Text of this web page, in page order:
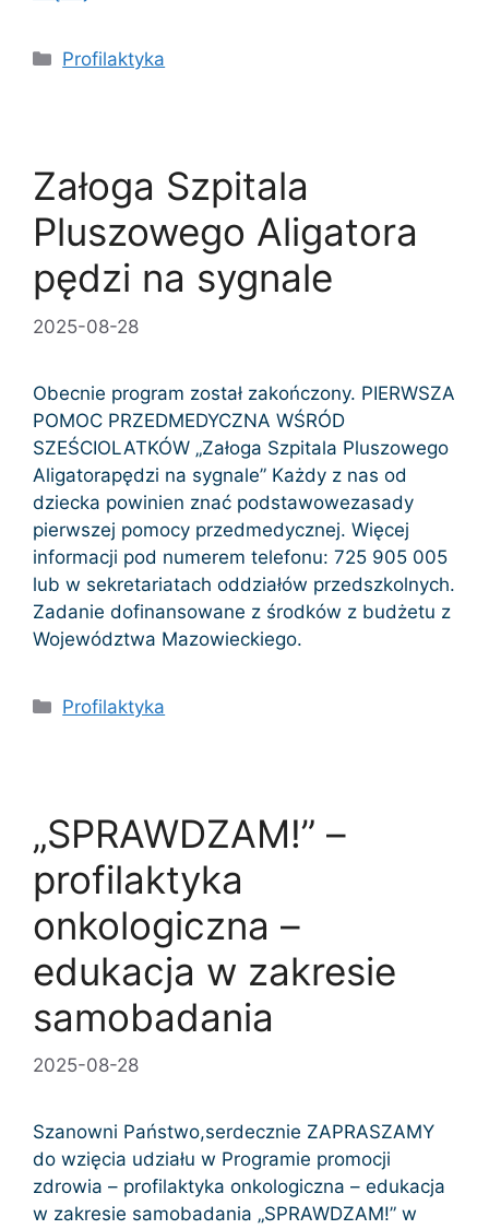
Kategorie
Profilaktyka
Załoga Szpitala
Pluszowego Aligatora
pędzi na sygnale
2025-08-28
Obecnie program został zakończony. PIERWSZA
POMOC PRZEDMEDYCZNA WŚRÓD
SZEŚCIOLATKÓW „Załoga Szpitala Pluszowego
Aligatorapędzi na sygnale” Każdy z nas od
dziecka powinien znać podstawowezasady
pierwszej pomocy przedmedycznej. Więcej
informacji pod numerem telefonu: 725 905 005
lub w sekretariatach oddziałów przedszkolnych.
Zadanie dofinansowane z środków z budżetu z
Województwa Mazowieckiego.
Kategorie
Profilaktyka
„SPRAWDZAM!” –
profilaktyka
onkologiczna –
edukacja w zakresie
samobadania
2025-08-28
Szanowni Państwo,serdecznie ZAPRASZAMY
do wzięcia udziału w Programie promocji
zdrowia – profilaktyka onkologiczna – edukacja
w zakresie samobadania „SPRAWDZAM!” w